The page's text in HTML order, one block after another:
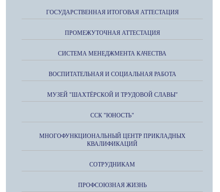
ГОСУДАРСТВЕННАЯ ИТОГОВАЯ АТТЕСТАЦИЯ
ПРОМЕЖУТОЧНАЯ АТТЕСТАЦИЯ
СИСТЕМА МЕНЕДЖМЕНТА КАЧЕСТВА
ВОСПИТАТЕЛЬНАЯ И СОЦИАЛЬНАЯ РАБОТА
МУЗЕЙ "ШАХТЁРСКОЙ И ТРУДОВОЙ СЛАВЫ"
ССК "ЮНОСТЬ"
МНОГОФУНКЦИОНАЛЬНЫЙ ЦЕНТР ПРИКЛАДНЫХ
КВАЛИФИКАЦИЙ
СОТРУДНИКАМ
ПРОФСОЮЗНАЯ ЖИЗНЬ